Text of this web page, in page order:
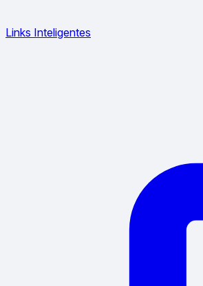
Links Inteligentes